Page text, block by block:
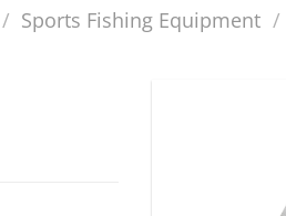
/ Sports Fishing Equipment /